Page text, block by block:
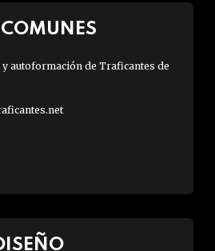
autoformación de Traficantes de